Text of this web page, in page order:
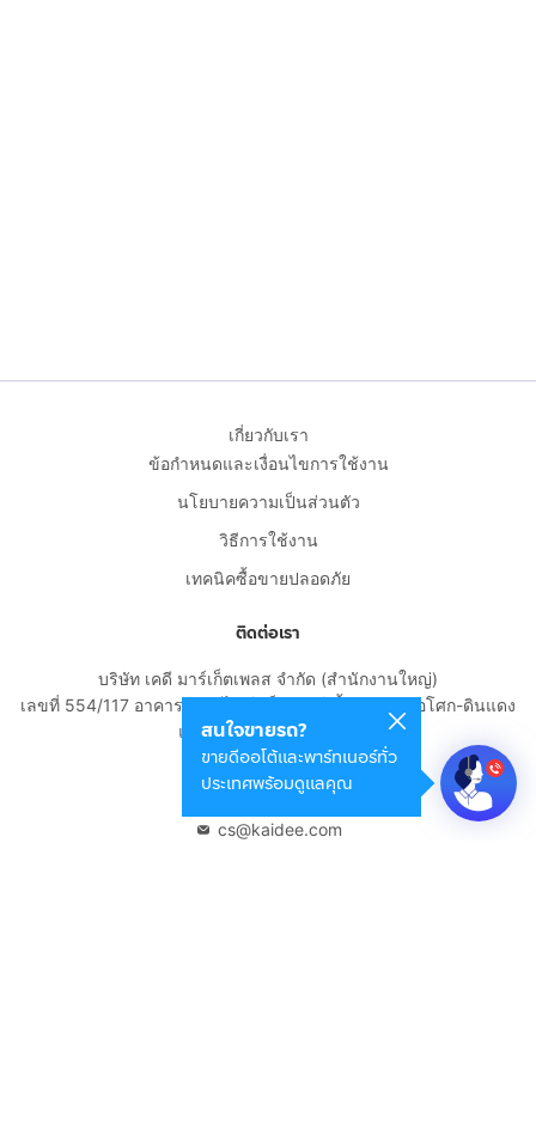
สนใจขายรถ?
ขายดีออโต้และพาร์ทเนอร์ทั่ว
ประเทศพร้อมดูแลคุณ
เกี่ยวกับเรา
ข้อกำหนดและเงื่อนไขการใช้งาน
นโยบายความเป็นส่วนตัว
วิธีการใช้งาน
เทคนิคซื้อขายปลอดภัย
ติดต่อเรา
บริษัท เคดี มาร์เก็ตเพลส จำกัด (สำนักงานใหญ่)
เลขที่ 554/117 อาคารสกายไนน์ เซ็นเตอร์ ชั้น 22 ถนนอโศก-ดินแดง
แขวงดินแดง เขตดินแดง
กรุงเทพมหานคร 10400
cs@kaidee.com